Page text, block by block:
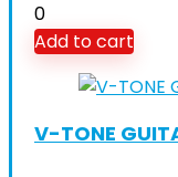
0
Add to cart
V-TONE